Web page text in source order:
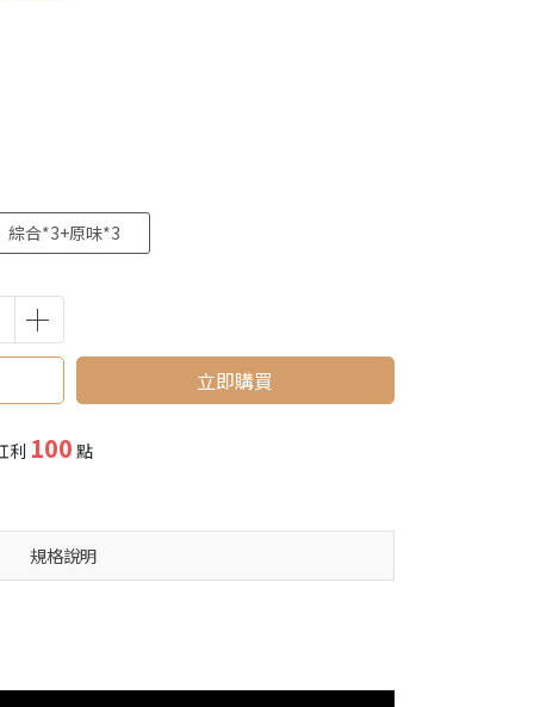
綜合*3+原味*3
立即購買
利 100 點
規格說明